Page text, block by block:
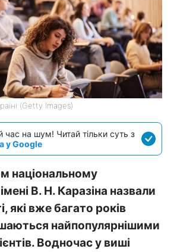
(Getty Images)
час на шум! Читай тільки суть з
у Google
національному
В. Н. Каразіна назвали
які вже багато років
найпопулярнішими
Водночас у виші